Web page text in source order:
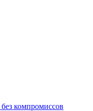
компромиссов